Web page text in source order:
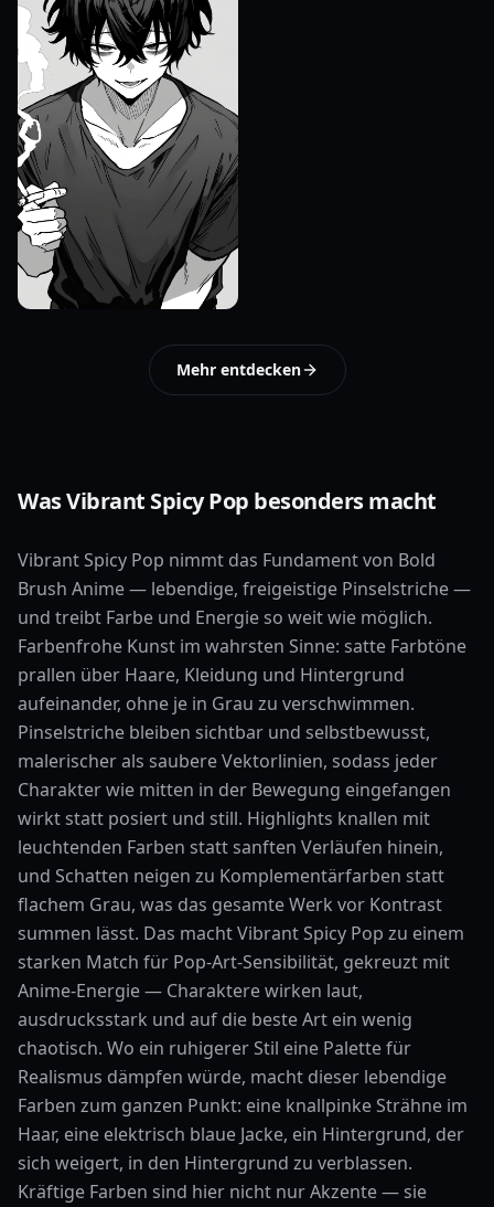
Mehr entdecken
Was Vibrant Spicy Pop besonders macht
Vibrant Spicy Pop nimmt das Fundament von Bold
Brush Anime — lebendige, freigeistige Pinselstriche —
und treibt Farbe und Energie so weit wie möglich.
Farbenfrohe Kunst im wahrsten Sinne: satte Farbtöne
prallen über Haare, Kleidung und Hintergrund
aufeinander, ohne je in Grau zu verschwimmen.
Pinselstriche bleiben sichtbar und selbstbewusst,
malerischer als saubere Vektorlinien, sodass jeder
Charakter wie mitten in der Bewegung eingefangen
wirkt statt posiert und still. Highlights knallen mit
leuchtenden Farben statt sanften Verläufen hinein,
und Schatten neigen zu Komplementärfarben statt
flachem Grau, was das gesamte Werk vor Kontrast
summen lässt. Das macht Vibrant Spicy Pop zu einem
starken Match für Pop-Art-Sensibilität, gekreuzt mit
Anime-Energie — Charaktere wirken laut,
ausdrucksstark und auf die beste Art ein wenig
chaotisch. Wo ein ruhigerer Stil eine Palette für
Realismus dämpfen würde, macht dieser lebendige
Farben zum ganzen Punkt: eine knallpinke Strähne im
Haar, eine elektrisch blaue Jacke, ein Hintergrund, der
sich weigert, in den Hintergrund zu verblassen.
Kräftige Farben sind hier nicht nur Akzente — sie